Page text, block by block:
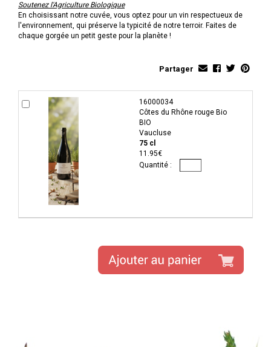
Soutenez l'Agriculture Biologique
En choisissant notre cuvée, vous optez pour un vin respectueux de
l'environnement, qui préserve la typicité de notre terroir. Faites de
chaque gorgée un petit geste pour la planète !
Partager
16000034
Côtes du Rhône rouge Bio
BIO
Vaucluse
75 cl
11.95€